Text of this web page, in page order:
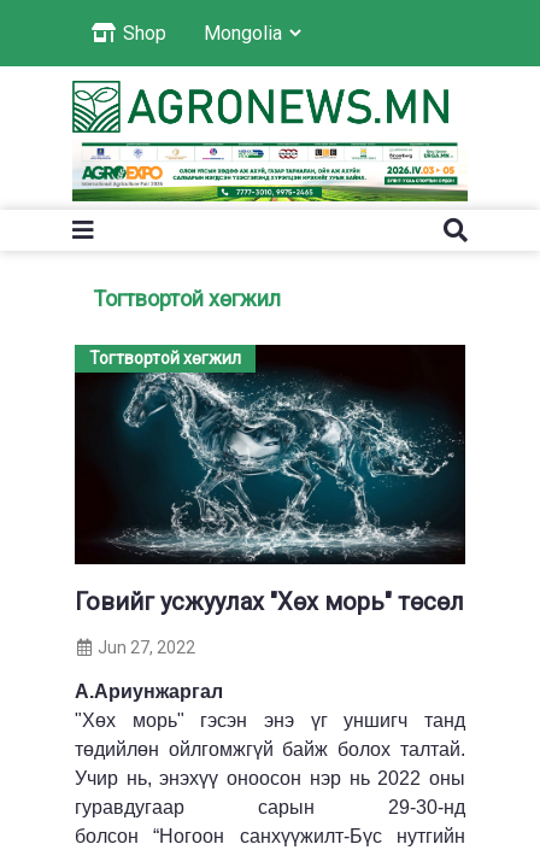
Shop
Тогтвортой хөгжил
Тогтвортой хөгжил
Говийг усжуулах "Хөх морь" төсөл
Jun 27, 2022
А.Ариунжаргал
"Хөх морь" гэсэн энэ үг уншигч танд
төдийлөн ойлгомжгүй байж болох талтай.
Учир нь, энэхүү оноосон нэр нь 2022 оны
гуравдугаар сарын 29-30-нд
болсон “Ногоон санхүүжилт-Бүс нутгийн